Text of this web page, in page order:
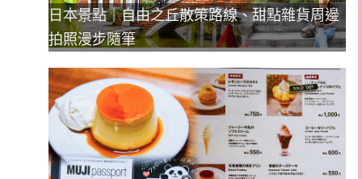
日本景點｜自由之丘散策路線、甜點雜貨周邊
拍照漫步隨筆